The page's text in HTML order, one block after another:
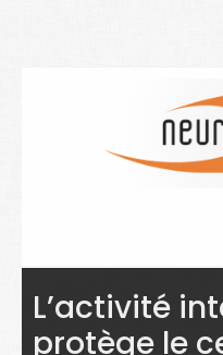
Actualités
Sciences
L’activité
protège le